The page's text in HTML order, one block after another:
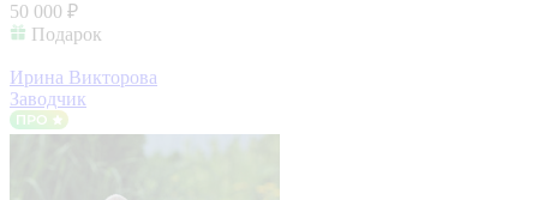
50 000 ₽
Подарок
Ирина Викторова
Заводчик